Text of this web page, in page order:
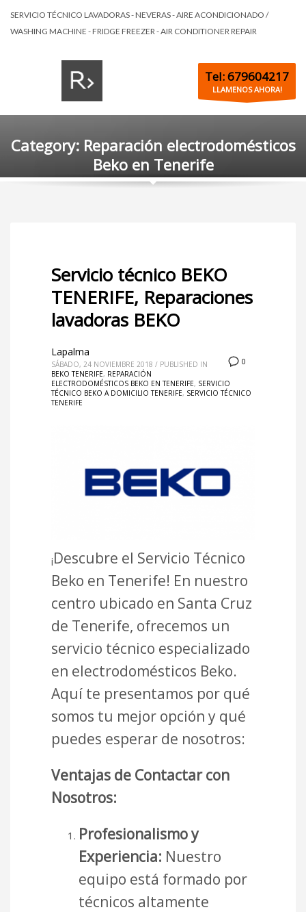
SERVICIO TÉCNICO LAVADORAS - NEVERAS - AIRE ACONDICIONADO /
WASHING MACHINE - FRIDGE FREEZER - AIR CONDITIONER REPAIR
Tel: 679604217
LLAMENOS AHORA!
Category: Reparación electrodomésticos
Beko en Tenerife
Servicio técnico BEKO
TENERIFE, Reparaciones
lavadoras BEKO
0
Lapalma
SÁBADO, 24 NOVIEMBRE 2018 / PUBLISHED IN
BEKO TENERIFE, REPARACIÓN
ELECTRODOMÉSTICOS BEKO EN TENERIFE, SERVICIO
TÉCNICO BEKO A DOMICILIO TENERIFE, SERVICIO TÉCNICO
TENERIFE
¡Descubre el Servicio Técnico
Beko en Tenerife! En nuestro
centro ubicado en Santa Cruz
de Tenerife, ofrecemos un
servicio técnico especializado
en electrodomésticos Beko.
Aquí te presentamos por qué
somos tu mejor opción y qué
puedes esperar de nosotros:
Ventajas de Contactar con
Nosotros:
Profesionalismo y
Experiencia: Nuestro
equipo está formado por
técnicos altamente